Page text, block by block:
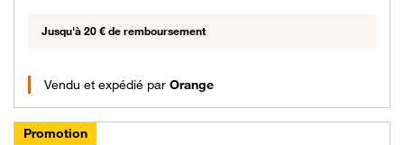
Jusqu'à 20 € de remboursement
Vendu et expédié par Orange
Promotion